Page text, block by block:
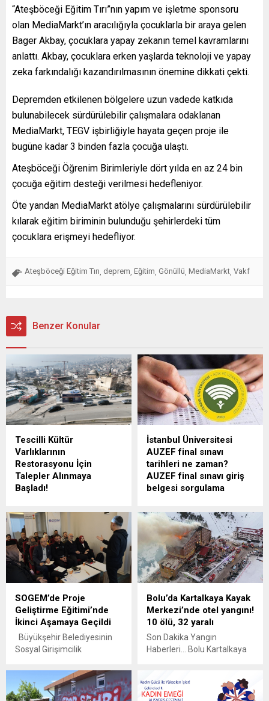
“Ateşböceği Eğitim Tırı”nın yapım ve işletme sponsoru
olan MediaMarkt’ın aracılığıyla çocuklarla bir araya gelen
Bager Akbay, çocuklara yapay zekanın temel kavramlarını
anlattı. Akbay, çocuklara erken yaşlarda teknoloji ve yapay
zeka farkındalığı kazandırılmasının önemine dikkati çekti.
Depremden etkilenen bölgelere uzun vadede katkıda
bulunabilecek sürdürülebilir çalışmalara odaklanan
MediaMarkt, TEGV işbirliğiyle hayata geçen proje ile
bugüne kadar 3 binden fazla çocuğa ulaştı.
Ateşböceği Öğrenim Birimleriyle dört yılda en az 24 bin
çocuğa eğitim desteği verilmesi hedefleniyor.
Öte yandan MediaMarkt atölye çalışmalarını sürdürülebilir
kılarak eğitim biriminin bulunduğu şehirlerdeki tüm
çocuklara erişmeyi hedefliyor.
Ateşböceği Eğitim Tırı deprem Eğitim Gönüllü MediaMarkt Vakf
Benzer Konular
Tescilli Kültür
Varlıklarının
Restorasyonu İçin
Talepler Alınmaya
Başladı!
tescilli taşınmaz kültür
varlıklarının restorasyonu
için Büyükşehir Belediyesi
öncülüğünde Kültürel Mirası
Koruma ve Yenileme Ofisi
kuruldu. Tescilli yapı sahibi
yenileme başvurularını bu
ofis üzerinden
gerçekleştirebiliyor. 6
Şubat depremlerinin
ardından
inşa çalışmaları büyük bir
hızla devam ederken, bir
yandan da kentin...
İstanbul Üniversitesi
AUZEF final sınavı
tarihleri ne zaman?
AUZEF final sınavı giriş
belgesi sorgulama
Uzaktan Eğitim Fakültesi'nin
sınav tarihleri takvimi belli
oldu. Güz Dönemi vize
sınavları ardından final
sınavları merak ediliyor. Peki,
İstanbul Üniversitesi AUZEF
zaman? AUZEF final sınavı
giriş belgesi sorgulama
SOGEM’de Proje
Geliştirme Eğitimi’nde
İkinci Aşamaya Geçildi
Büyükşehir Belediyesinin
Sosyal Girişimcilik
kuruluşlarına yönelik
düzenlenen Proje Geliştirme
Eğitimi’nde ikinci aşamaya
Bolu’da Kartalkaya Kayak
Merkezi’nde otel yangını!
10 ölü, 32 yaralı
Son Dakika Yangın
Haberleri... Bolu Kartalkaya
sayıda itfaiye ekibi
müdahale ediyor. Alevler